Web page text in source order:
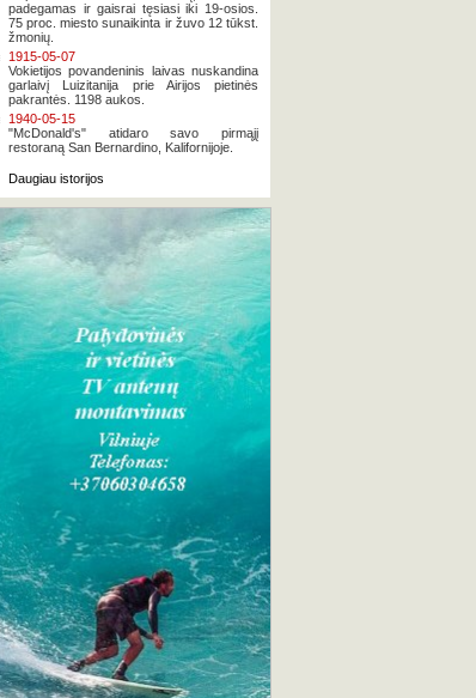
padegamas ir gaisrai tęsiasi iki 19-osios.
75 proc. miesto sunaikinta ir žuvo 12 tūkst.
žmonių.
1915-05-07
Vokietijos povandeninis laivas nuskandina
garlaivį Luizitanija prie Airijos pietinės
pakrantės. 1198 aukos.
1940-05-15
"McDonald's" atidaro savo pirmąjį
restoraną San Bernardino, Kalifornijoje.
Daugiau istorijos